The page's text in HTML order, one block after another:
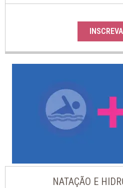
NATAÇÃO E